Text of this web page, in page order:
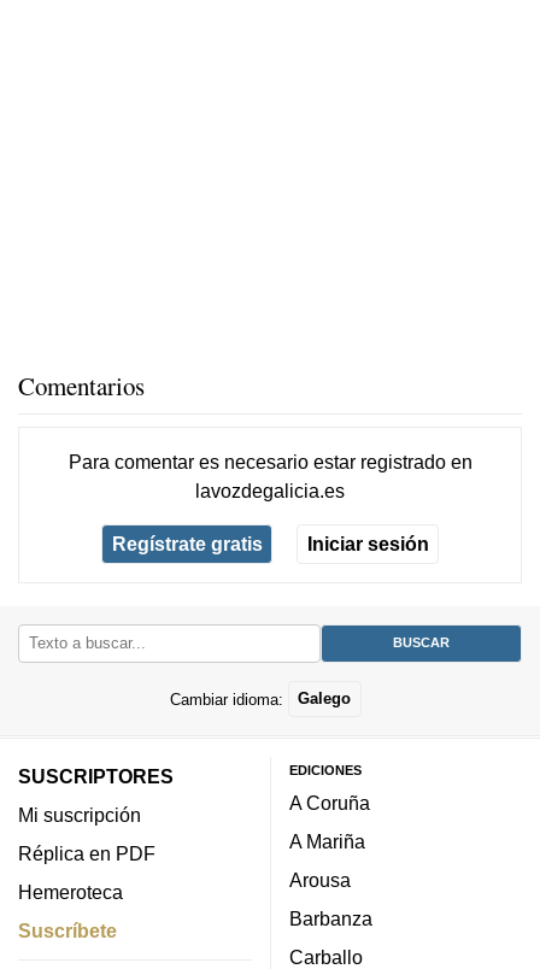
Comentarios
Para comentar es necesario estar registradoen
lavozdegalicia.es
Regístrate gratis Iniciar sesión
Cambiar idioma: Galego
SUSCRIPTORES
Mi suscripción
Réplica en PDF
Hemeroteca
Suscríbete
EDICIONES
A Coruña
A Mariña
Arousa
Barbanza
Carballo